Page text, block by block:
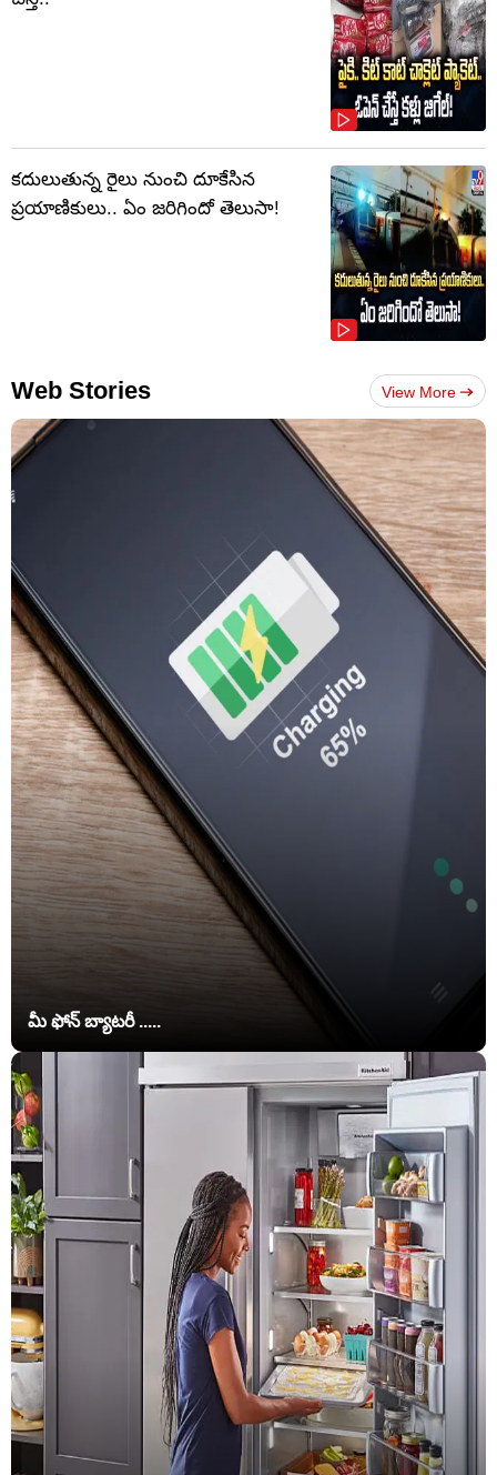
కదులుతున్న రైలు నుంచి దూకేసిన
ప్రయాణికులు.. ఏం జరిగిందో తెలుసా!
Web Stories View More
మీ ఫోన్ బ్యాటరీ .....